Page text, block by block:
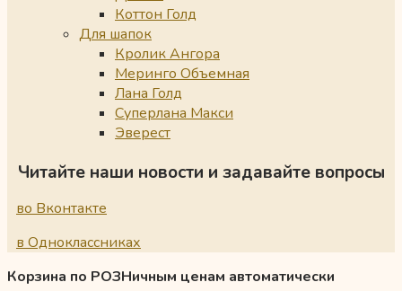
Коттон Голд
Для шапок
Кролик Ангора
Меринго Объемная
Лана Голд
Суперлана Макси
Эверест
Читайте наши новости и задавайте вопросы
во Вконтакте
в Одноклассниках
Корзина по РОЗНичным ценам автоматически